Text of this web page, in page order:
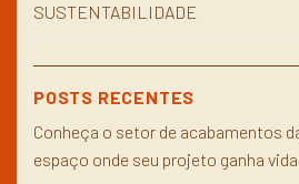
SUSTENTABILIDADE
POSTS RECENTES
Conheça o setor de acabamentos
espaço onde seu projeto ganha vida